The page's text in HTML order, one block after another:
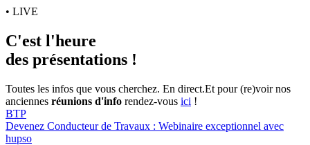
• LIVE
C'est l'heure
des présentations !
Toutes les infos que vous cherchez. En direct.Et pour (re)voir nos
anciennes réunions d'info rendez-vous ici !
BTP
Devenez Conducteur de Travaux : Webinaire exceptionnel avec
hupso